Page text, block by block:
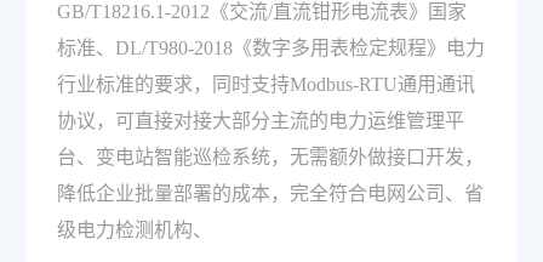
GB/T18216.1-2012《交流/直流钳形电流表》国家
标准、DL/T980-2018《数字多用表检定规程》电力
行业标准的要求，同时支持Modbus-RTU通用通讯
协议，可直接对接大部分主流的电力运维管理平
台、变电站智能巡检系统，无需额外做接口开发，
降低企业批量部署的成本，完全符合电网公司、省
级电力检测机构、